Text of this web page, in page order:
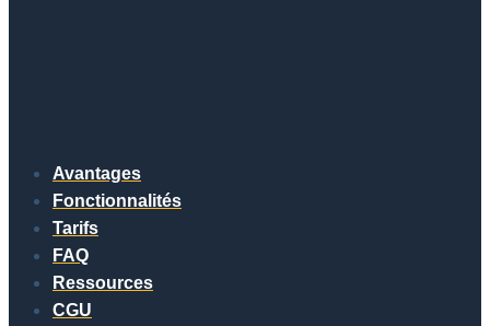
Avantages
Fonctionnalités
Tarifs
FAQ
Ressources
CGU